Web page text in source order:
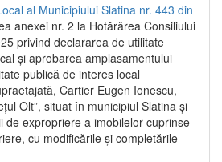
al Municipiului Slatina nr. 443 din
anexei nr. 2 la Hotărârea Consiliului
privind declararea de utilitate
şi aprobarea amplasamentului
publică de interes local
Cartier Eugen Ionescu,
Olt”, situat în municipiul Slatina şi
de expropriere a imobilelor cuprinse
cu modificările şi completările